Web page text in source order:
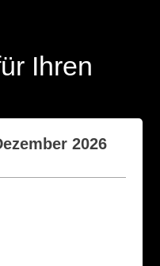
Ihren
2026